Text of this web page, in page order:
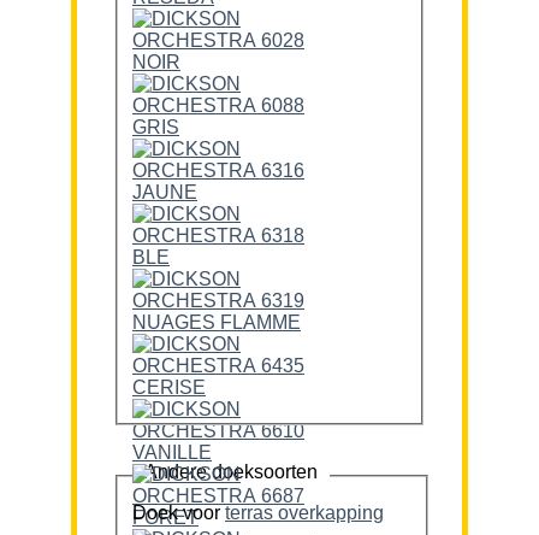
Andere doeksoorten
Doek voor terras overkapping